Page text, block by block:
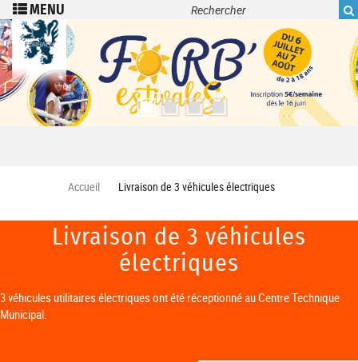
Aller au contenu principal
Recherche
Accueil Livraison de 3 véhicules électriques
Livraison de 3 véhicules
électriques
3 véhicules utilitaires électriques ont été réceptionné au Centre Technique
Municipal.